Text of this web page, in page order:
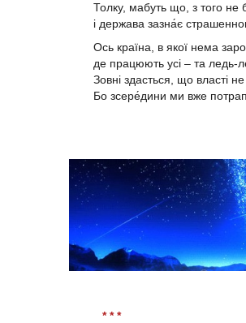
Толку, мабуть що, з того не
і держава зазна́є
Ось країна, в якої нема
де працюють усі – та ледь-
Зовні здасться, що власті
Бо зсере́дини ми вже
* * *